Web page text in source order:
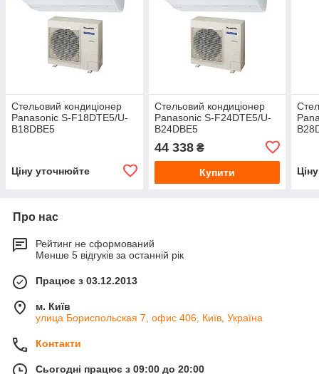
Стельовий кондиціонер
Panasonic S-F18DTE5/U-
B18DBE5
Ціну уточнюйте
Стельовий кондиціонер
Panasonic S-F24DTE5/U-
B24DBE5
44 338₴
Купити
Про нас
Рейтинг не сформований
Менше 5 відгуків за останній рік
Працює з 03.12.2013
м. Київ
улица Бориспольская 7, офис 406, Київ, Україна
Контакти
Сьогодні працює з 09:00 до 20:00